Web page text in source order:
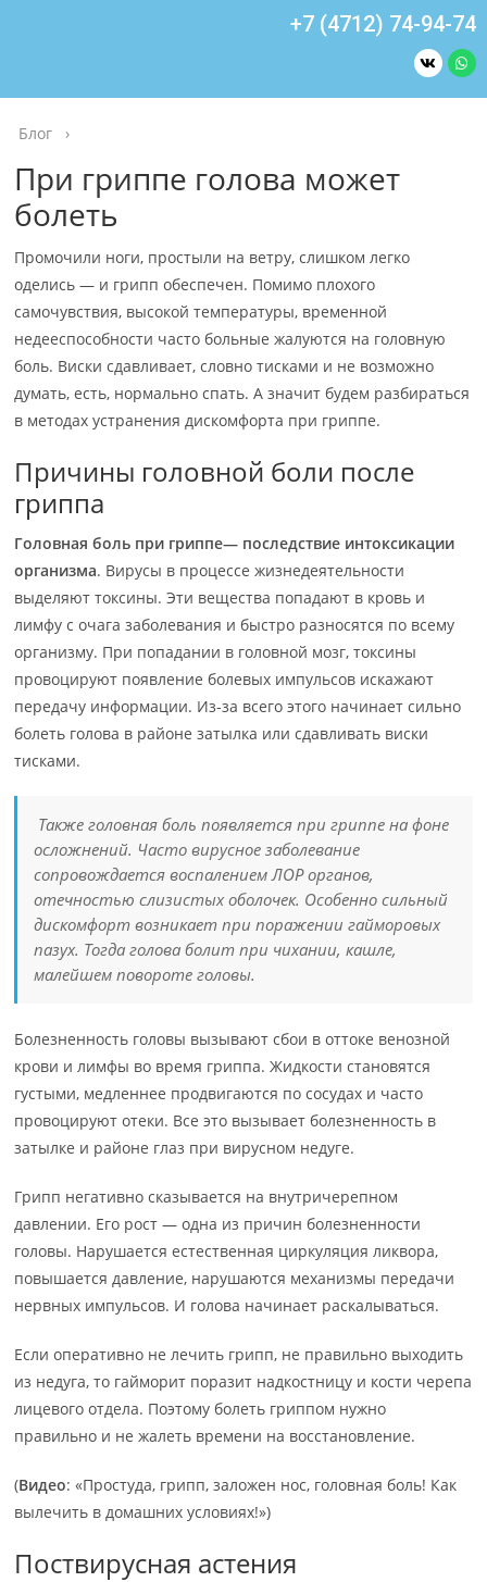
+7 (4712) 74-94-74
Блог ›
При гриппе голова может
болеть
Промочили ноги, простыли на ветру, слишком легко
оделись — и грипп обеспечен. Помимо плохого
самочувствия, высокой температуры, временной
недееспособности часто больные жалуются на головную
боль. Виски сдавливает, словно тисками и не возможно
думать, есть, нормально спать. А значит будем разбираться
в методах устранения дискомфорта при гриппе.
Причины головной боли после
гриппа
Головная боль при гриппе— последствие интоксикации
организма. Вирусы в процессе жизнедеятельности
выделяют токсины. Эти вещества попадают в кровь и
лимфу с очага заболевания и быстро разносятся по всему
организму. При попадании в головной мозг, токсины
провоцируют появление болевых импульсов искажают
передачу информации. Из-за всего этого начинает сильно
болеть голова в районе затылка или сдавливать виски
тисками.
Также головная боль появляется при гриппе на фоне
осложнений. Часто вирусное заболевание
сопровождается воспалением ЛОР органов,
отечностью слизистых оболочек. Особенно сильный
дискомфорт возникает при поражении гайморовых
пазух. Тогда голова болит при чихании, кашле,
малейшем повороте головы.
Болезненность головы вызывают сбои в оттоке венозной
крови и лимфы во время гриппа. Жидкости становятся
густыми, медленнее продвигаются по сосудах и часто
провоцируют отеки. Все это вызывает болезненность в
затылке и районе глаз при вирусном недуге.
Грипп негативно сказывается на внутричерепном
давлении. Его рост — одна из причин болезненности
головы. Нарушается естественная циркуляция ликвора,
повышается давление, нарушаются механизмы передачи
нервных импульсов. И голова начинает раскалываться.
Если оперативно не лечить грипп, не правильно выходить
из недуга, то гайморит поразит надкостницу и кости черепа
лицевого отдела. Поэтому болеть гриппом нужно
правильно и не жалеть времени на восстановление.
(Видео: «Простуда, грипп, заложен нос, головная боль! Как
вылечить в домашних условиях!»)
Поствирусная астения